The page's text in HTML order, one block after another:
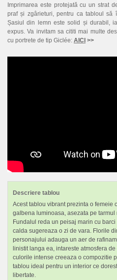
Imprimarea este protejată cu un strat
praf și zgârieturi, pentru ca tabloul
Șasiul din lemn este solid și durabil,
expus. Va invitam sa cititi mai multe
cu portrete de tip Giclée: AICI >>
Descriere tablou
Acest tablou vibrant prezinta o femeie
galbena luminoasa, asezata pe
Fundalul reda un peisaj marin cu
calda sugereaza o zi de vara. Florile
personajului adauga un aer de
linistit langa ea, intareste atmosfera
culorile intense creeaza o compozitie
tablou ideal pentru un interior ce
libertate.